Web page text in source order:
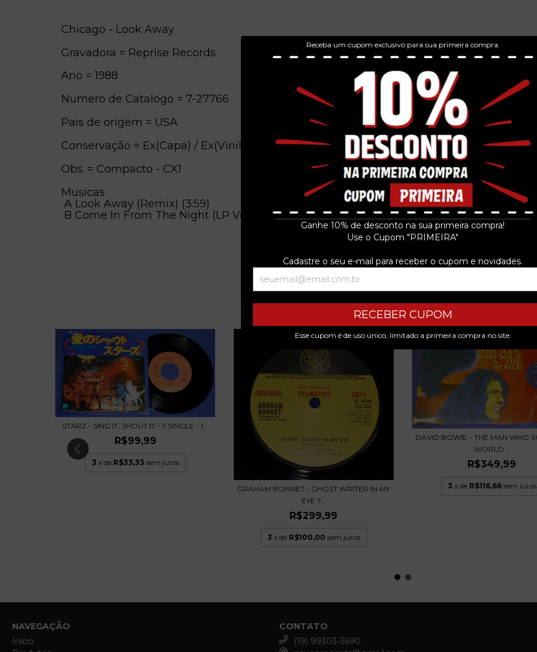
Receba um cupom exclusivo para sua primeira compra.
Ganhe 10% de desconto na sua primeira compra!
Use o Cupom "PRIMEIRA"
Cadastre o seu e-mail para receber o cupom e novidades.
RECEBER CUPOM
Esse cupom é de uso único, limitado a primeira compra no site.
Chicago - Look Away
Gravadora = Reprise Records
Ano = 1988
Numero de Catalogo = 7-27766
Pais de origem = USA
Conservação = Ex(Capa) / Ex(Vinil)
Obs. = Compacto - CX1
Musicas
A Look Away (Remix) (3:59)
B Come In From The Night (LP Version) (4:39)
PRODUTOS SIMILARES
STARZ - SING IT, SHOUT IT - 7 SINGLE - 1...
R$99,99
3 x de R$33,33 sem juros
GRAHAM BONNET - GHOST WRITER IN MY
EYE 7...
R$299,99
3 x de R$100,00 sem juros
DAVID BOWIE - THE MAN WHO
WORLD...
R$349,99
3 x de R$116,66 sem juros
NAVEGAÇÃO
Início
CONTATO
(19) 99303-3690